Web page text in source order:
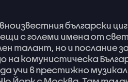
български
сголеми именаот
талант, нои послание
на комунистическа
даучи впрестижно